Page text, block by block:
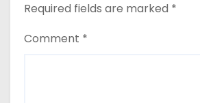
Required fields are marked *
Comment *